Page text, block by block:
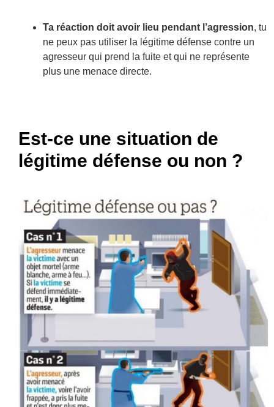
Ta réaction doit avoir lieu pendant l’agression, tu
ne peux pas utiliser la légitime défense contre un
agresseur qui prend la fuite et qui ne représente
plus une menace directe.
Est-ce une situation de
légitime défense ou non ?